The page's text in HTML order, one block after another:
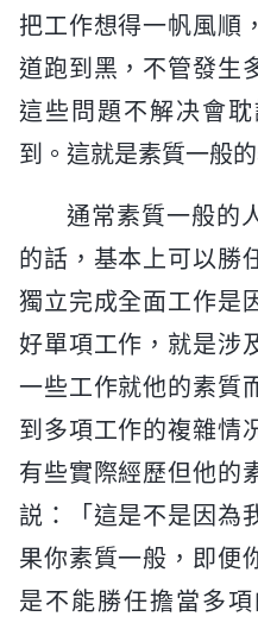
把工作想得一帆風順
道跑到黑，不管發生
這些問題不解决會
到。這就是素質一般的
通常素質一般的
的話，基本上可以勝
獨立完成全面工作是
好單項工作，就是涉
一些工作就他的素質
到多項工作的複雜情
有些實際經歷但他的
説：「這是不是因為
果你素質一般，即便
是不能勝任擔當多